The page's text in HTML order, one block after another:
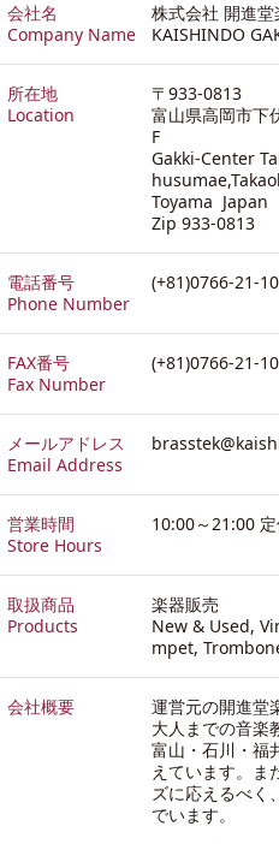
会社名
Company Name
株式会社 開進堂
KAISHINDO
所在地
Location
〒933-0813
富山県高岡市下
F
Gakki-Center
Toyama Japan
Zip 933-0813
電話番号
Phone Number
(+81)0766-21-
FAX番号
Fax Number
(+81)0766-21-
メールアドレス
Email Address
営業時間
Store Hours
10:00～21:00
取扱商品
Products
楽器販売
New & Used,
mpet,
会社概要
運営元の開進堂
大人までの音楽
富山・石川・福
えています。ま
ズに応えるべく
でいます。